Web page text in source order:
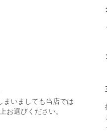
まいましても当店では
お選びください。